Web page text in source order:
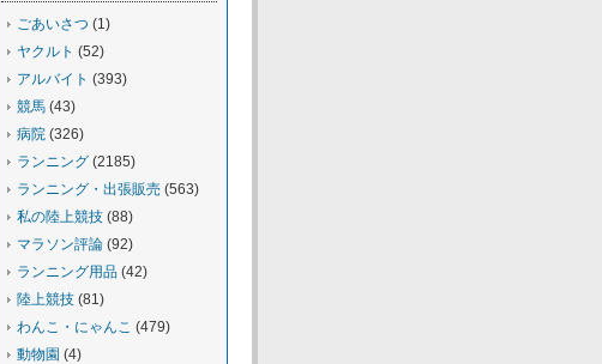
ごあいさつ (1)
ヤクルト (52)
アルバイト (393)
競馬 (43)
病院 (326)
ランニング (2185)
ランニング・出張販売 (563)
私の陸上競技 (88)
マラソン評論 (92)
ランニング用品 (42)
陸上競技 (81)
わんこ・にゃんこ (479)
動物園 (4)